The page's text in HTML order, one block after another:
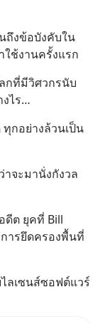
ถึงข้อบังคับใน
ใช้งานครั้งแรก
กที่มีวิศวกรนับ
ไร…
กอย่างล้วนเป็น
าจะมานั่งกังวล
ดีต ยุคที่ Bill
ารยึดครองพื้นที่
ลเซนส์ซอฟต์แวร์